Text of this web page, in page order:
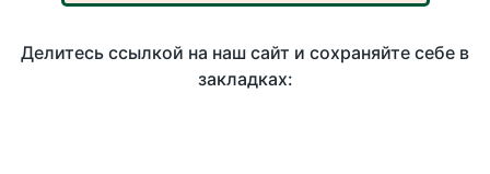
Делитесь ссылкой на наш сайт и сохраняйте себе в
закладках: